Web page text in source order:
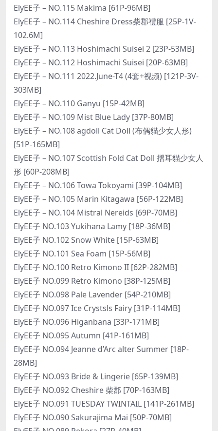
ElyEE子 – NO.115 Makima [61P-96MB]
ElyEE子 – NO.114 Cheshire Dress柴郡禮服 [25P-1V-
102.6M]
ElyEE子 – NO.113 Hoshimachi Suisei 2 [23P-53MB]
ElyEE子 – NO.112 Hoshimachi Suisei [20P-63MB]
ElyEE子 – NO.111 2022.June-T4 (4套+视频) [121P-3V-
303MB]
ElyEE子 – NO.110 Ganyu [15P-42MB]
ElyEE子 – NO.109 Mist Blue Lady [37P-80MB]
ElyEE子 – NO.108 agdoll Cat Doll (布偶貓少女人形)
[51P-165MB]
ElyEE子 – NO.107 Scottish Fold Cat Doll 摺耳貓少女人
形 [60P-208MB]
ElyEE子 – NO.106 Towa Tokoyami [39P-104MB]
ElyEE子 – NO.105 Marin Kitagawa [56P-122MB]
ElyEE子 – NO.104 Mistral Nereids [69P-70MB]
ElyEE子 NO.103 Yukihana Lamy [18P-36MB]
ElyEE子 NO.102 Snow White [15P-63MB]
ElyEE子 NO.101 Sea Foam [15P-56MB]
ElyEE子 NO.100 Retro Kimono II [62P-282MB]
ElyEE子 NO.099 Retro Kimono [38P-125MB]
ElyEE子 NO.098 Pale Lavender [54P-210MB]
ElyEE子 NO.097 Ice Crystsls Fairy [31P-114MB]
ElyEE子 NO.096 Higanbana [33P-171MB]
ElyEE子 NO.095 Autumn [41P-161MB]
ElyEE子 NO.094 Jeanne d’Arc alter Summer [18P-
28MB]
ElyEE子 NO.093 Bride & Lingerie [65P-139MB]
ElyEE子 NO.092 Cheshire 柴郡 [70P-163MB]
ElyEE子 NO.091 TUESDAY TWINTAIL [141P-261MB]
ElyEE子 NO.090 Sakurajima Mai [50P-70MB]